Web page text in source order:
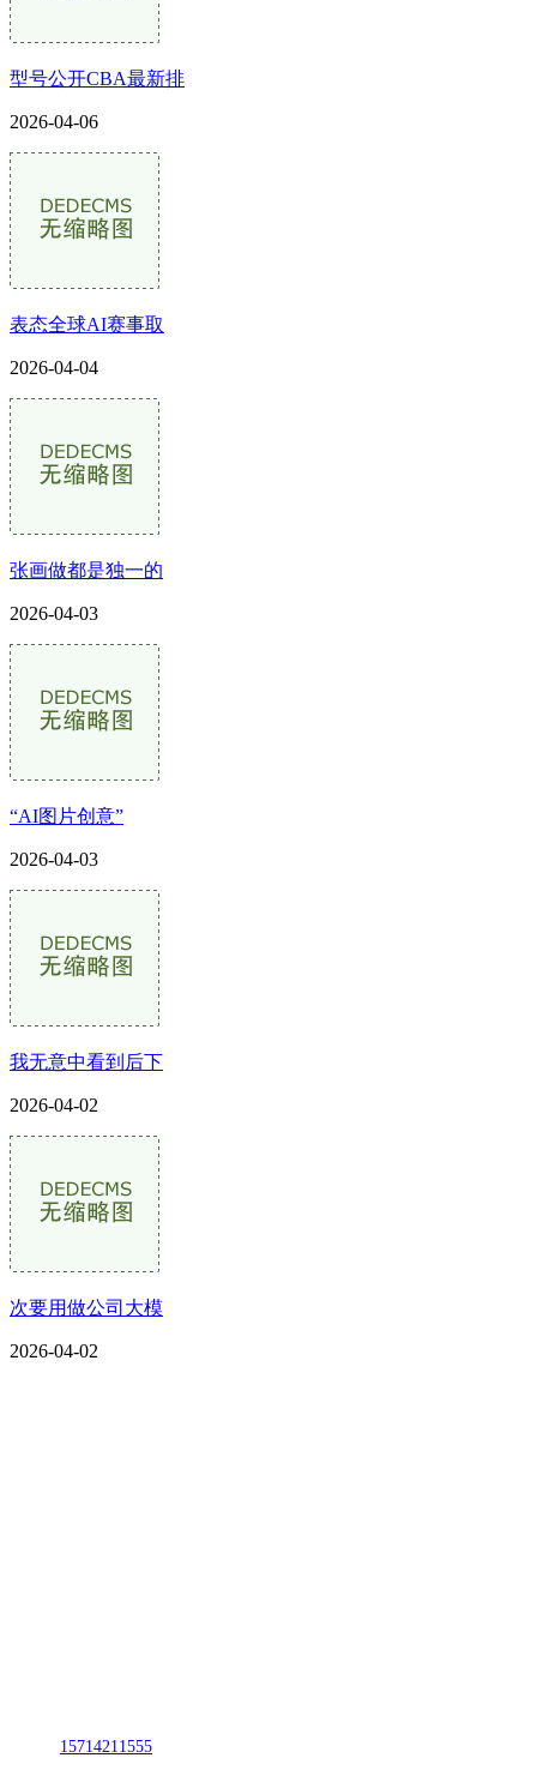
型号公开CBA最新排
2026-04-06
表态全球AI赛事取
2026-04-04
张画做都是独一的
2026-04-03
“AI图片创意”
2026-04-03
我无意中看到后下
2026-04-02
次要用做公司大模
2026-04-02
15714211555